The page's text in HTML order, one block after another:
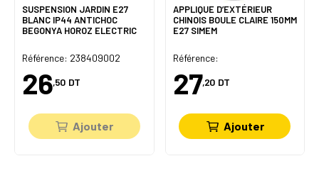
SUSPENSION JARDIN E27
BLANC IP44 ANTICHOC
BEGONYA HOROZ ELECTRIC
Référence: 238409002
26,50 DT
Ajouter
APPLIQUE D’EXTÉRIEUR
CHINOIS BOULE CLAIRE 150MM
E27 SIMEM
Référence:
27,20 DT
Ajouter